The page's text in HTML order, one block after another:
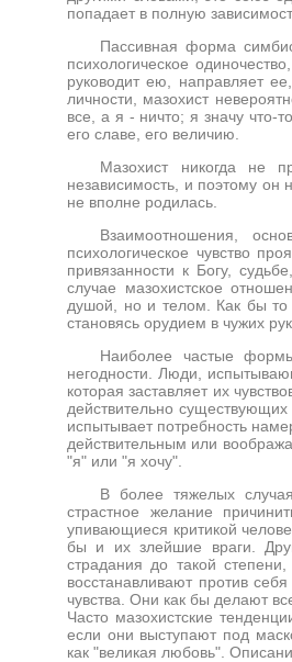
попадает в полную
Пассивная форма
психологическое
руководит ею, направляет
личности, мазохист
все, а я - ничто; я значу что-
его славе, его величию.
Мазохист никогда не
независимость, и поэтому он
не вполне родилась.
Взаимоотношения,
психологическое чувство
привязанности к Богу,
случае мазохистское
душой, но и телом. Как бы то
становясь орудием в чужих
Наиболее частые формы
негодности. Люди,
которая заставляет их
действительно существующих
испытывает потребность
действительным или
"я" или "я хочу".
В более тяжелых
страстное желание
упивающиеся критикой
бы и их злейшие враги.
страдания до такой
восстанавливают против
чувства. Они как бы делают
Часто мазохистские
если они выступают под
как "великая любовь".